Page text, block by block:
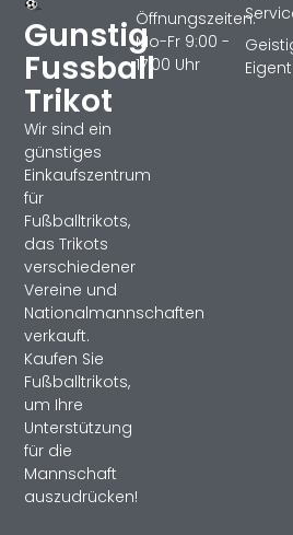
Gunstig
Fussball
Trikot
Wir sind ein
günstiges
Einkaufszentrum
für
Fußballtrikots,
das Trikots
verschiedener
Vereine und
Nationalmannschaften
verkauft.
Kaufen Sie
Fußballtrikots,
um Ihre
Unterstützung
für die
Mannschaft
auszudrücken!
Öffnungszeiten:
Mo-Fr 9:00 -
17:00 Uhr